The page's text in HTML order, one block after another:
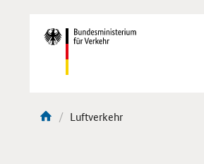
Navigation
Aktuelle
Luftverkehr